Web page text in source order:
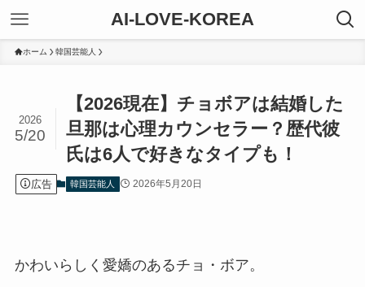
AI-LOVE-KOREA
ホーム 韓国芸能人
【2026現在】チョボアは結婚した
旦那は心理カウンセラー？歴代彼
氏は6人で好きなタイプも！
2026
5/20
広告 韓国芸能人 2026年5月20日
かわいらしく愛嬌のあるチョ・ボア。